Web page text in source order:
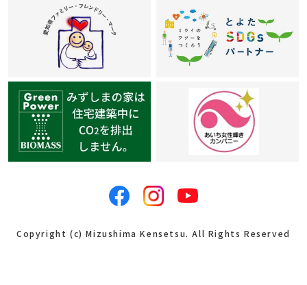
Copyright (c) Mizushima Kensetsu. All Rights Reserved